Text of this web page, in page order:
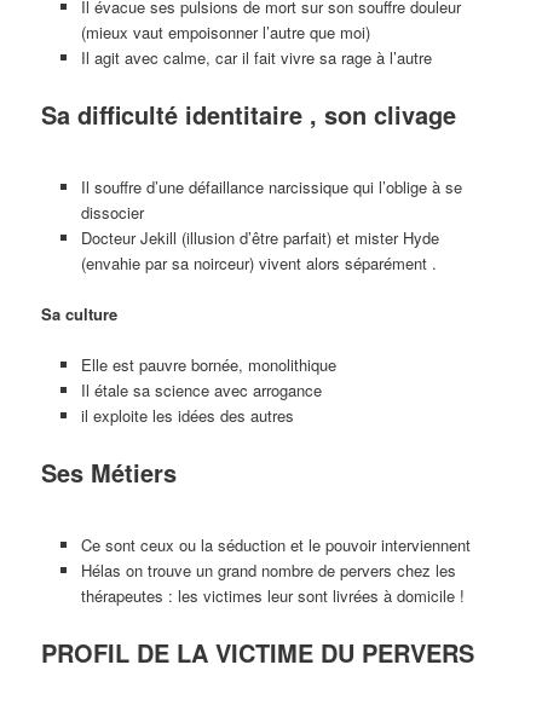
Il évacue ses pulsions de mort sur son souffre douleur
(mieux vaut empoisonner l’autre que moi)
Il agit avec calme, car il fait vivre sa rage à l’autre
Sa difficulté identitaire , son clivage
Il souffre d’une défaillance narcissique qui l’oblige à se
dissocier
Docteur Jekill (illusion d’être parfait) et mister Hyde
(envahie par sa noirceur) vivent alors séparément .
Sa culture
Elle est pauvre bornée, monolithique
Il étale sa science avec arrogance
il exploite les idées des autres
Ses Métiers
Ce sont ceux ou la séduction et le pouvoir interviennent
Hélas on trouve un grand nombre de pervers chez les
thérapeutes : les victimes leur sont livrées à domicile !
PROFIL DE LA VICTIME DU PERVERS